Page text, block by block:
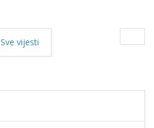
Sve vijesti